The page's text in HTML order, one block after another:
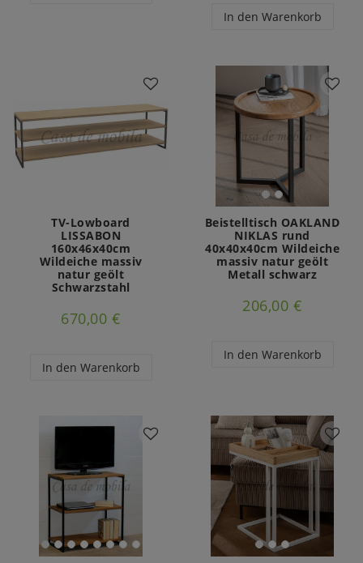
In den Warenkorb
TV-Lowboard
LISSABON
160x46x40cm
Wildeiche massiv
natur geölt
Schwarzstahl
670,00 €
In den Warenkorb
Beistelltisch OAKLAND
NIKLAS rund
40x40x40cm Wildeiche
massiv natur geölt
Metall schwarz
206,00 €
In den Warenkorb